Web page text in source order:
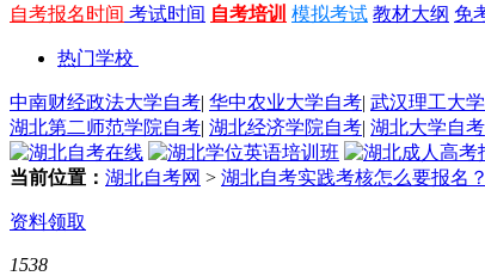
自考报名时间 考试时间 自考培训 模拟考试 教材大纲 免
热门学校
中南财经政法大学自考| 华中农业大学自考| 武汉理工大
湖北第二师范学院自考| 湖北经济学院自考| 湖北大学自考
当前位置： 湖北自考网 > 湖北自考实践考核怎么要报名？
资料领取
1538